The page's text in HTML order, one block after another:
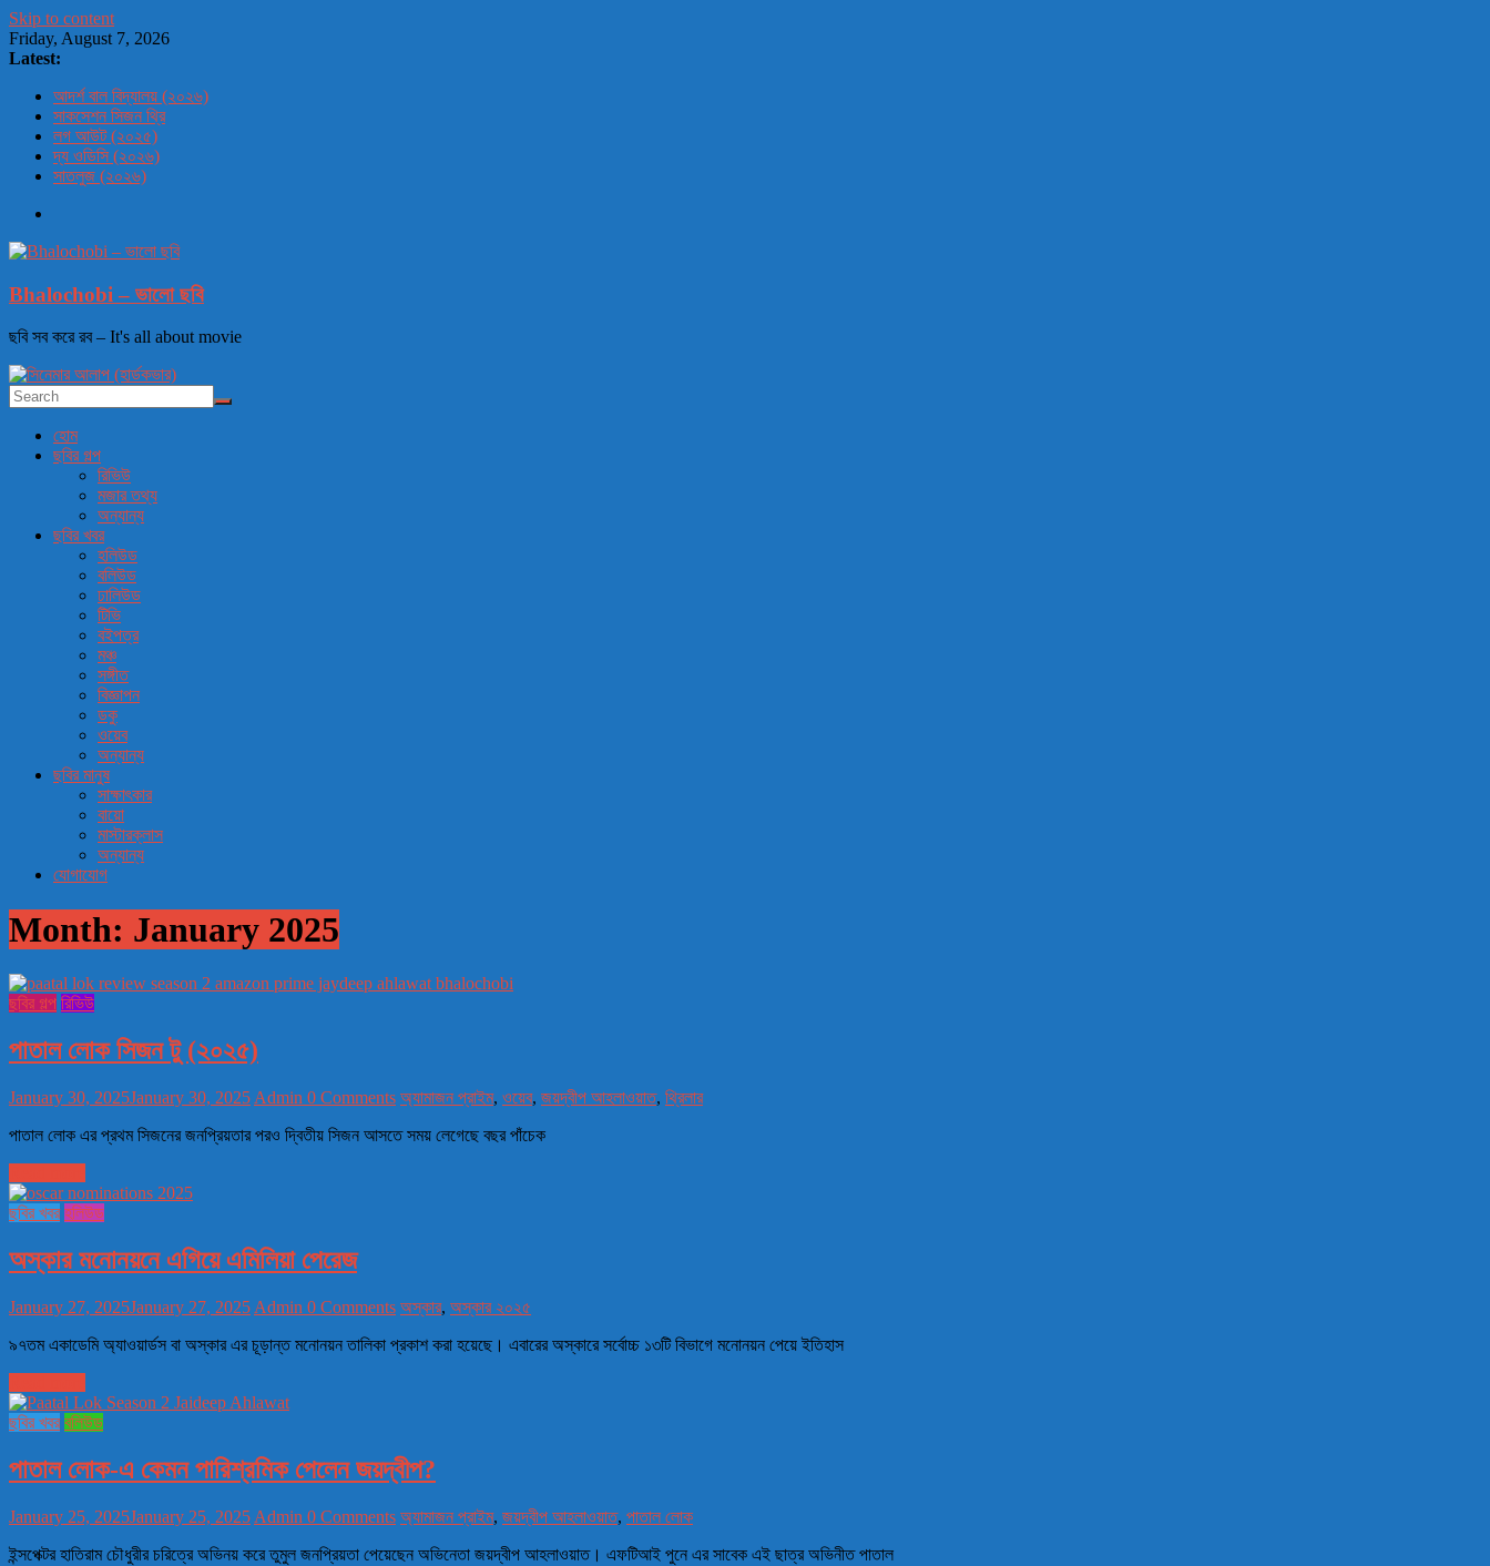
Skip to content
Friday, August 7, 2026
Latest:
আদর্শ বাল বিদ্যালয় (২০২৬)
সাকসেশন সিজন থ্রি
লগ আউট (২০২৫)
দ্য ওডিসি (২০২৬)
সাতলুজ (২০২৬)
Bhalochobi – ভালো ছবি
ছবি সব করে রব – It's all about movie
হোম
ছবির গল্প
রিভিউ
মজার তথ্য
অন্যান্য
ছবির খবর
হলিউড
বলিউড
ঢালিউড
টিভি
বইপত্র
মঞ্চ
সঙ্গীত
বিজ্ঞাপন
ডকু
ওয়েব
অন্যান্য
ছবির মানুষ
সাক্ষাৎকার
বায়ো
মাস্টারক্লাস
অন্যান্য
যোগাযোগ
Month: January 2025
ছবির গল্প রিভিউ
পাতাল লোক সিজন টু (২০২৫)
January 30, 2025January 30, 2025 Admin 0 Comments অ্যামাজন প্রাইম, ওয়েব, জয়দ্বীপ আহলাওয়াত, থ্রিলার
পাতাল লোক এর প্রথম সিজনের জনপ্রিয়তার পরও দ্বিতীয় সিজন আসতে সময় লেগেছে বছর পাঁচেক
ছবির খবর হলিউড
অস্কার মনোনয়নে এগিয়ে এমিলিয়া পেরেজ
January 27, 2025January 27, 2025 Admin 0 Comments অস্কার, অস্কার ২০২৫
৯৭তম একাডেমি অ্যাওয়ার্ডস বা অস্কার এর চূড়ান্ত মনোনয়ন তালিকা প্রকাশ করা হয়েছে। এবারের অস্কারে সর্বোচ্চ ১৩টি বিভাগে মনোনয়ন পেয়ে ইতিহাস
ছবির খবর বলিউড
পাতাল লোক-এ কেমন পারিশ্রমিক পেলেন জয়দ্বীপ?
January 25, 2025January 25, 2025 Admin 0 Comments অ্যামাজন প্রাইম, জয়দ্বীপ আহলাওয়াত, পাতাল লোক
ইন্সপেক্টর হাতিরাম চৌধুরীর চরিত্রে অভিনয় করে তুমুল জনপ্রিয়তা পেয়েছেন অভিনেতা জয়দ্বীপ আহলাওয়াত। এফটিআই পুনে এর সাবেক এই ছাত্র অভিনীত পাতাল